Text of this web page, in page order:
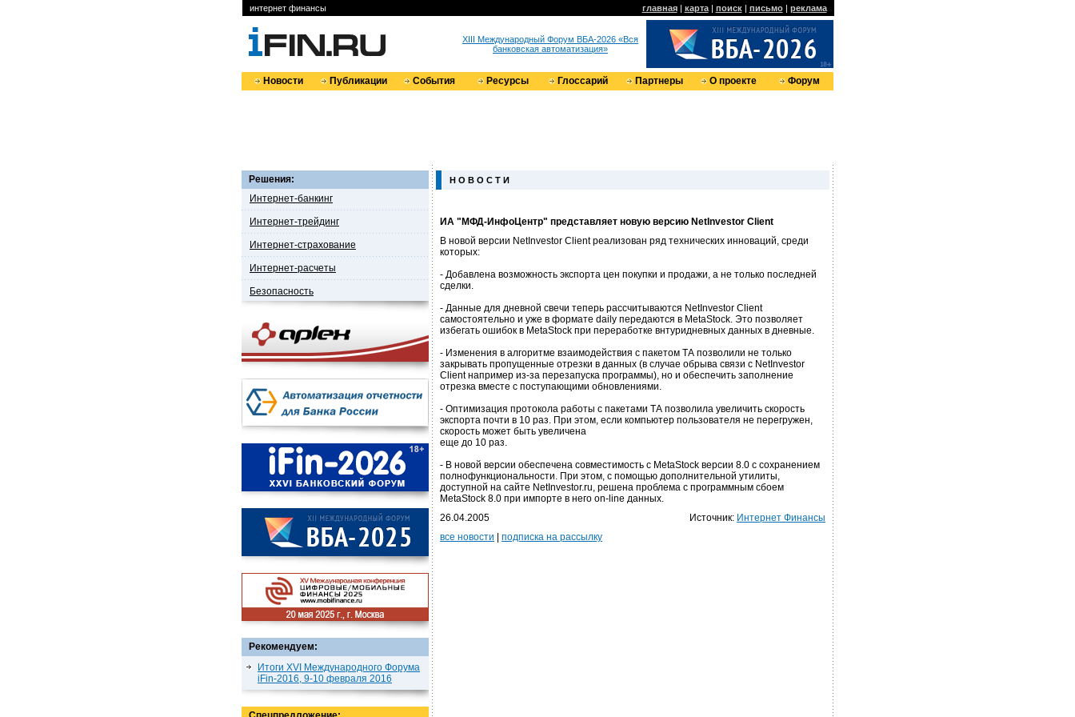
интернет финансы главная| карта| поиск| письмо| реклама
XIII Международный Форум ВБА-2026 «Вся
банковская автоматизация»
Новости Публикации События Ресурсы Глоссарий Партнеры О проекте Форум
Решения:
Интернет-банкинг
Интернет-трейдинг
Интернет-страхование
Интернет-расчеты
Безопасность
Рекомендуем:
Итоги XVI Международного Форума
iFin-2016, 9-10 февраля 2016
Н О В О С Т И
ИА "МФД-ИнфоЦентр" представляет новую версию NetInvestor Client
В новой версии NetInvestor Client реализован ряд технических инноваций, среди
которых:
- Добавлена возможность экспорта цен покупки и продажи, а не только последней
сделки.
- Данные для дневной свечи теперь рассчитываются NetInvestor Client
самостоятельно и уже в формате daily передаются в MetaStock. Это позволяет
избегать ошибок в MetaStock при переработке внтуридневных данных в дневные.
- Изменения в алгоритме взаимодействия с пакетом ТА позволили не только
закрывать пропущенные отрезки в данных (в случае обрыва связи с NetInvestor
Client например из-за перезапуска программы), но и обеспечить заполнение
отрезка вместе с поступающими обновлениями.
- Оптимизация протокола работы с пакетами ТА позволила увеличить скорость
экспорта почти в 10 раз. При этом, если компьютер пользователя не перегружен,
скорость может быть увеличена
еще до 10 раз.
- В новой версии обеспечена совместимость с MetaStock версии 8.0 с сохранением
полнофункциональности. При этом, с помощью дополнительной утилиты,
доступной на сайте NetInvestor.ru, решена проблема с программным сбоем
MetaStock 8.0 при импорте в него on-line данных.
26.04.2005
Источник: Интернет Финансы
все новости
подписка на рассылку